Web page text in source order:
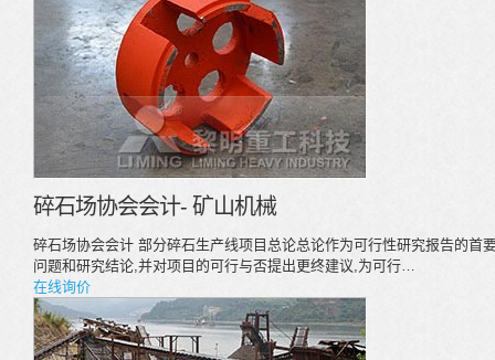
碎石场协会会计- 矿山机械
碎石场协会会计 部分碎石生产线项目总论总论作为可行性研究报告的首
问题和研究结论,并对项目的可行与否提出更终建议,为可行…
在线询价